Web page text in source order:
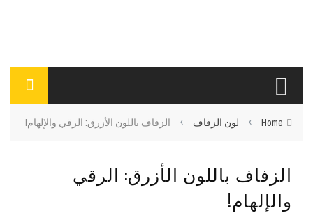
Home
› لون الزفاف › الزفاف باللون الأزرق: الرقي والإلهام!
الزفاف باللون الأزرق: الرقي
والإلهام!